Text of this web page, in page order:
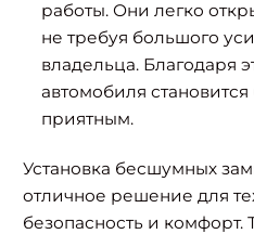
работы. Они легко
не требуя большого
владельца. Благодаря
автомобиля
приятным.
Установка бесшумных
отличное решение для
безопасность и комфорт.